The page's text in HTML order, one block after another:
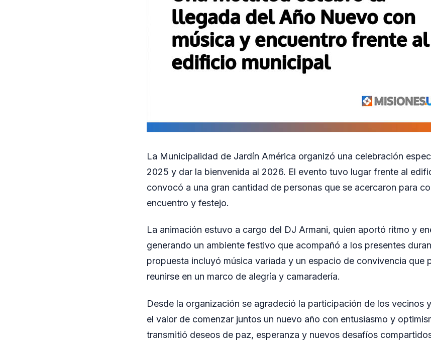
La Municipalidad de Jardín América organizó una celebración
2025 y dar la bienvenida al 2026. El evento tuvo lugar frente al
convocó a una gran cantidad de personas que se acercaron para
encuentro y festejo.
La animación estuvo a cargo del DJ Armani, quien aportó ritmo y
generando un ambiente festivo que acompañó a los presentes
propuesta incluyó música variada y un espacio de convivencia que
reunirse en un marco de alegría y camaradería.
Desde la organización se agradeció la participación de los vecinos
el valor de comenzar juntos un nuevo año con entusiasmo y
transmitió deseos de paz, esperanza y nuevos desafíos